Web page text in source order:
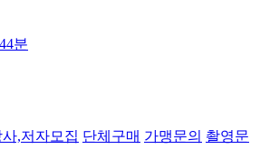
분
사,저자모집 단체구매 가맹문의 촬영문